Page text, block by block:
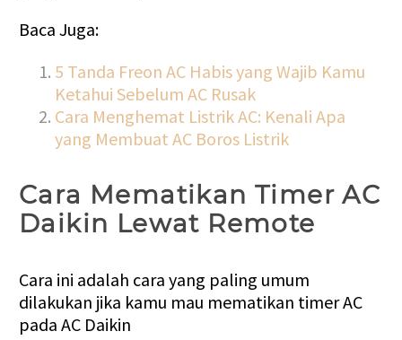
Baca Juga:
5 Tanda Freon AC Habis yang Wajib Kamu
Ketahui Sebelum AC Rusak
Cara Menghemat Listrik AC: Kenali Apa
yang Membuat AC Boros Listrik
Cara Mematikan Timer AC
Daikin Lewat Remote
Cara ini adalah cara yang paling umum
dilakukan jika kamu mau mematikan timer AC
pada AC Daikin